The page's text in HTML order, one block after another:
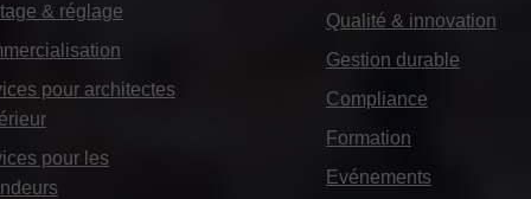
& réglage
pour architectes
pour les
Qualité & innovation
Gestion durable
Compliance
Formation
Evénements